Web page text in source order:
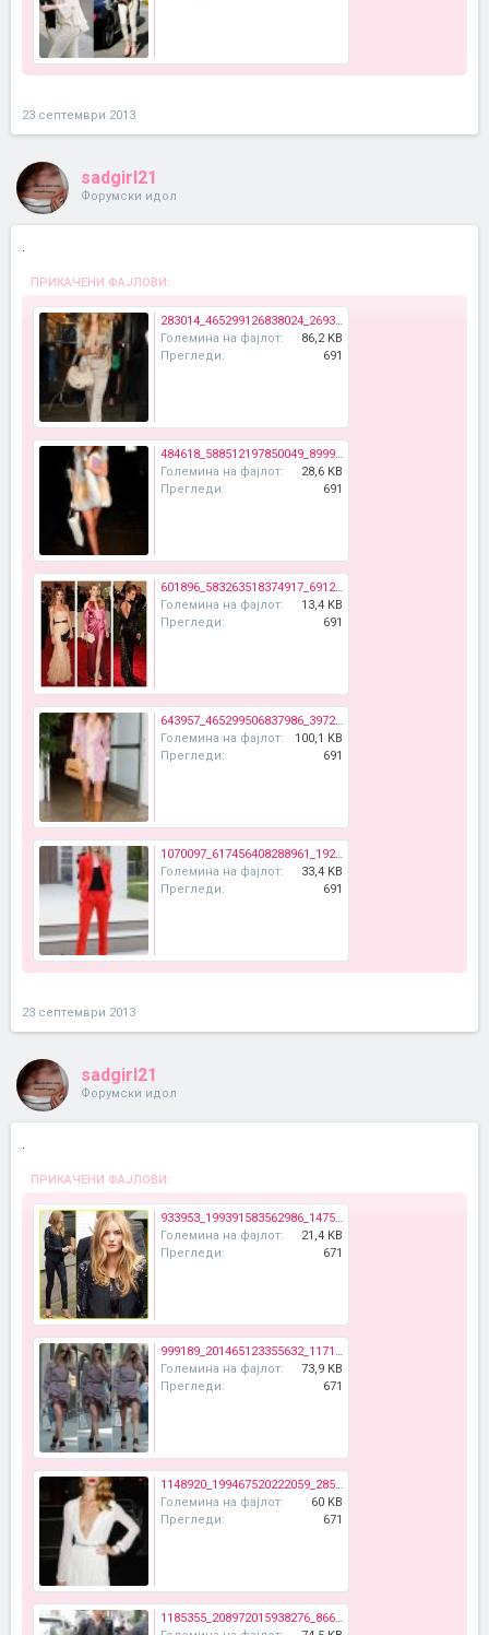
23 септември 2013
sadgirl21
Форумски идол
ПРИКАЧЕНИ ФАЈЛОВИ:
283014_465299126838024_269336350_n.jpg
Големина на фајлот:
86,2 KB
Прегледи:
691
484618_588512197850049_899907624_n.jpg
Големина на фајлот:
28,6 KB
Прегледи:
691
601896_583263518374917_691264336_n.jpg
Големина на фајлот:
13,4 KB
Прегледи:
691
643957_465299506837986_397222368_n.jpg
Големина на фајлот:
100,1 KB
Прегледи:
691
1070097_617456408288961_1925577068_n.jpg
Големина на фајлот:
33,4 KB
Прегледи:
691
23 септември 2013
sadgirl21
Форумски идол
ПРИКАЧЕНИ ФАЈЛОВИ:
933953_199391583562986_1475305430_n.jpg
Големина на фајлот:
21,4 KB
Прегледи:
671
999189_201465123355632_1171140219_n.jpg
Големина на фајлот:
73,9 KB
Прегледи:
671
1148920_199467520222059_285949128_n.jpg
Големина на фајлот:
60 KB
Прегледи:
671
1185355_208972015938276_866996246_n.jpg